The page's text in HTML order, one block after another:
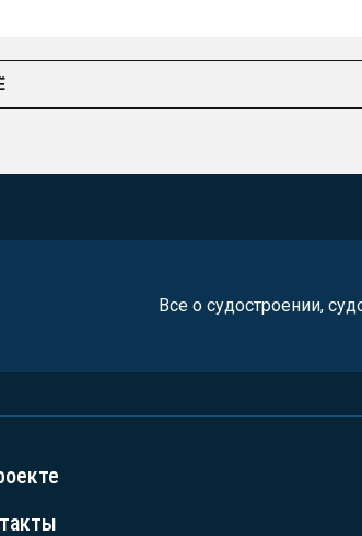
Все о судостроении,